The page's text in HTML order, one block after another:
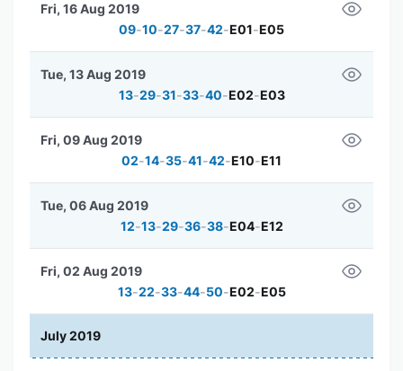
09-10-27-37-42-E01-E05
Fri, 16 Aug 2019
13-29-31-33-40-E02-E03
Tue, 13 Aug 2019
02-14-35-41-42-E10-E11
Fri, 09 Aug 2019
12-13-29-36-38-E04-E12
Tue, 06 Aug 2019
13-22-33-44-50-E02-E05
Fri, 02 Aug 2019
July 2019